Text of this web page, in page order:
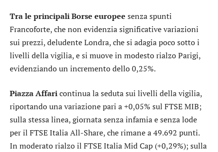
Tra le principali Borse europee senza spunti
Francoforte, che non evidenzia significative variazioni
sui prezzi, deludenteLondra, che si adagia poco sotto i
livelli della vigilia, e si muove in modesto rialzoParigi,
evidenziando un incremento dello 0,25%.
Piazza Affaricontinua la seduta sui livelli della vigilia,
riportando una variazione pari a +0,05% sul FTSE MIB;
sulla stessa linea, giornata senza infamia e senza lode
per il FTSE Italia All-Share, che rimane a 49.692 punti.
In moderato rialzo il FTSE Italia Mid Cap (+0,29%); sulla